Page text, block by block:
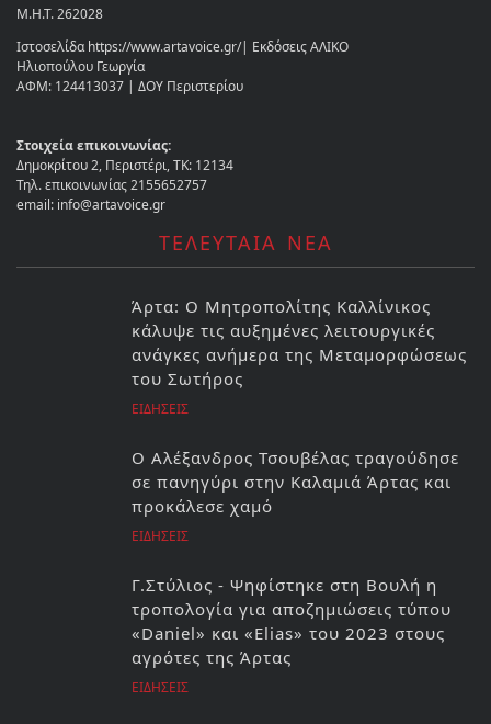
Μ.Η.Τ. 262028
Ιστοσελίδα https://www.artavoice.gr/| Εκδόσεις ΑΛΙΚΟ
Ηλιοπούλου Γεωργία
ΑΦΜ: 124413037 | ΔΟΥ Περιστερίου
Στοιχεία επικοινωνίας:
Δημοκρίτου 2, Περιστέρι, ΤΚ: 12134
Τηλ. επικοινωνίας 2155652757
email: info@artavoice.gr
ΤΕΛΕΥΤΑΙΑ ΝΕΑ
Άρτα: Ο Μητροπολίτης Καλλίνικος
κάλυψε τις αυξημένες λειτουργικές
ανάγκες ανήμερα της Μεταμορφώσεως
του Σωτήρος
ΕΙΔΗΣΕΙΣ
Ο Αλέξανδρος Τσουβέλας τραγούδησε
σε πανηγύρι στην Καλαμιά Άρτας και
προκάλεσε χαμό
ΕΙΔΗΣΕΙΣ
Γ.Στύλιος - Ψηφίστηκε στη Βουλή η
τροπολογία για αποζημιώσεις τύπου
«Daniel» και «Elias» του 2023 στους
αγρότες της Άρτας
ΕΙΔΗΣΕΙΣ